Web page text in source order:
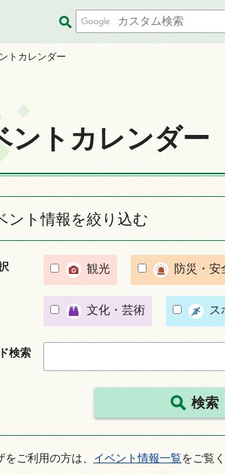
トカレンダー
ントカレンダー
ント情報を絞り込む
観光 防災・安
文化・芸術 ス
検索
ご利用の方は、 イベント情報一覧をご覧